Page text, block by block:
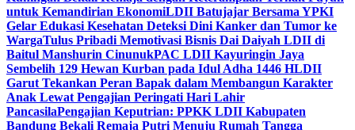
untuk Kemandirian EkonomiLDII Batujajar Bersama YPKI
Gelar Edukasi Kesehatan Deteksi Dini Kanker dan Tumor ke
WargaTulus Pribadi Memotivasi Bisnis Dai Daiyah LDII di
Baitul Manshurin CinunukPAC LDII Kayuringin Jaya
Sembelih 129 Hewan Kurban pada Idul Adha 1446 HLDII
Garut Tekankan Peran Bapak dalam Membangun Karakter
Anak Lewat Pengajian Peringati Hari Lahir
PancasilaPengajian Keputrian: PPKK LDII Kabupaten
Bandung Bekali Remaja Putri Menuju Rumah Tangga